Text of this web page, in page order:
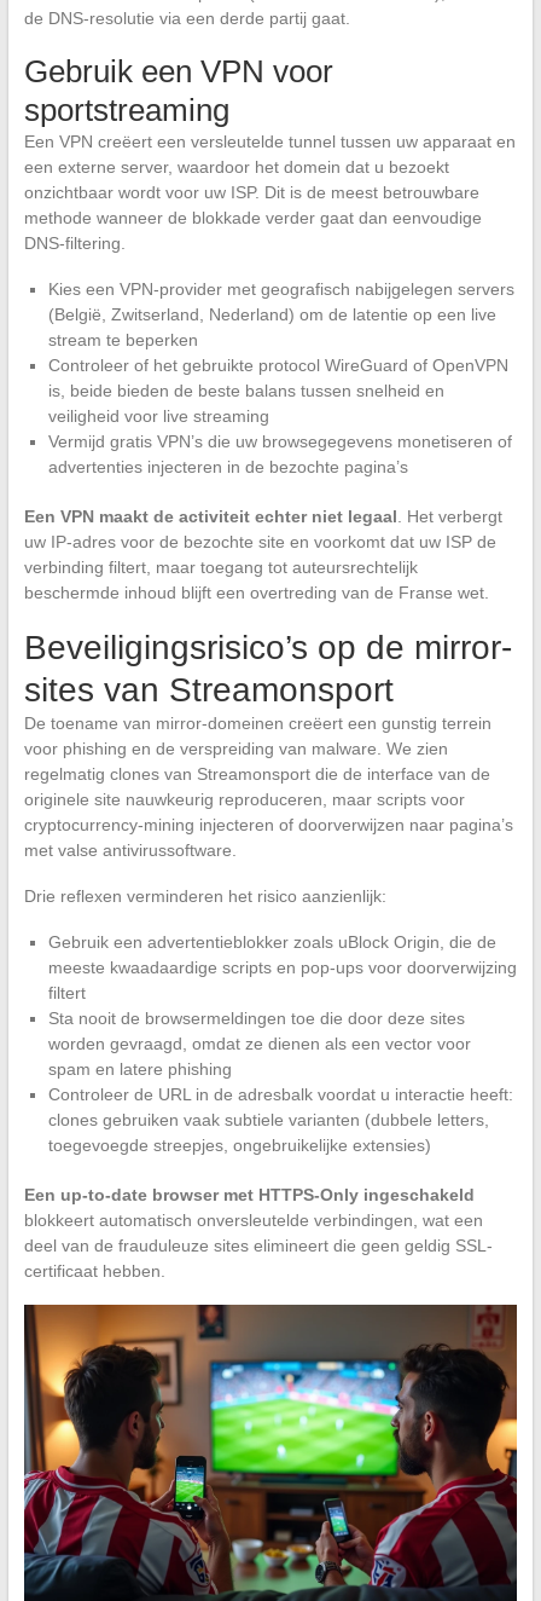
de DNS-resolutie via een derde partij gaat.
Gebruik een VPN voor
sportstreaming
Een VPN creëert een versleutelde tunnel tussen uw apparaat en
een externe server, waardoor het domein dat u bezoekt
onzichtbaar wordt voor uw ISP. Dit is de meest betrouwbare
methode wanneer de blokkade verder gaat dan eenvoudige
DNS-filtering.
Kies een VPN-provider met geografisch nabijgelegen servers
(België, Zwitserland, Nederland) om de latentie op een live
stream te beperken
Controleer of het gebruikte protocol WireGuard of OpenVPN
is, beide bieden de beste balans tussen snelheid en
veiligheid voor live streaming
Vermijd gratis VPN’s die uw browsegegevens monetiseren of
advertenties injecteren in de bezochte pagina’s
Een VPN maakt de activiteit echter niet legaal . Het verbergt
uw IP-adres voor de bezochte site en voorkomt dat uw ISP de
verbinding filtert, maar toegang tot auteursrechtelijk
beschermde inhoud blijft een overtreding van de Franse wet.
Beveiligingsrisico’s op de mirror-
sites van Streamonsport
De toename van mirror-domeinen creëert een gunstig terrein
voor phishing en de verspreiding van malware. We zien
regelmatig clones van Streamonsport die de interface van de
originele site nauwkeurig reproduceren, maar scripts voor
cryptocurrency-mining injecteren of doorverwijzen naar pagina’s
met valse antivirussoftware.
Drie reflexen verminderen het risico aanzienlijk:
Gebruik een advertentieblokker zoals uBlock Origin, die de
meeste kwaadaardige scripts en pop-ups voor doorverwijzing
filtert
Sta nooit de browsermeldingen toe die door deze sites
worden gevraagd, omdat ze dienen als een vector voor
spam en latere phishing
Controleer de URL in de adresbalk voordat u interactie heeft:
clones gebruiken vaak subtiele varianten (dubbele letters,
toegevoegde streepjes, ongebruikelijke extensies)
Een up-to-date browser met HTTPS-Only ingeschakeld
blokkeert automatisch onversleutelde verbindingen, wat een
deel van de frauduleuze sites elimineert die geen geldig SSL-
certificaat hebben.